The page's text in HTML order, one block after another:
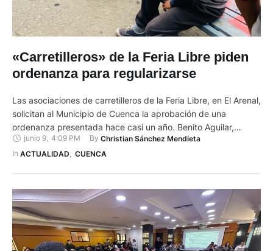
«Carretilleros» de la Feria Libre piden
ordenanza para regularizarse
Las asociaciones de carretilleros de la Feria Libre, en El Arenal,
solicitan al Municipio de Cuenca la aprobación de una
ordenanza presentada hace casi un año. Benito Aguilar,
presidente de la asociación Jesús del Gran Poder, explicó que
hay otras dos agrupaciones que acogen a los estibadores que
junio 9, 4:09 PM By Christian Sánchez Mendieta
In ACTUALIDAD CUENCA